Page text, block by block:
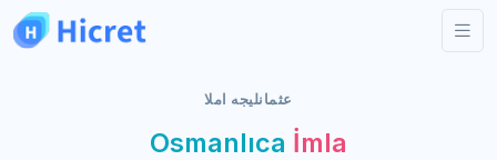
عثمانليجه املا
Osmanlıca İmla